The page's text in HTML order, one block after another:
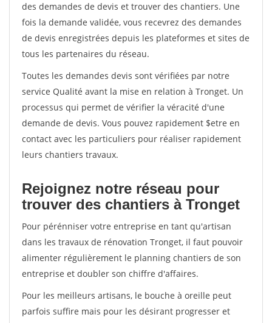
des demandes de devis et trouver des chantiers. Une
fois la demande validée, vous recevrez des demandes
de devis enregistrées depuis les plateformes et sites de
tous les partenaires du réseau.
Toutes les demandes devis sont vérifiées par notre
service Qualité avant la mise en relation à Tronget. Un
processus qui permet de vérifier la véracité d'une
demande de devis. Vous pouvez rapidement $etre en
contact avec les particuliers pour réaliser rapidement
leurs chantiers travaux.
Rejoignez notre réseau pour
trouver des chantiers à Tronget
Pour pérénniser votre entreprise en tant qu'artisan
dans les travaux de rénovation Tronget, il faut pouvoir
alimenter régulièrement le planning chantiers de son
entreprise et doubler son chiffre d'affaires.
Pour les meilleurs artisans, le bouche à oreille peut
parfois suffire mais pour les désirant progresser et